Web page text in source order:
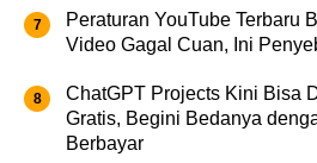
Peraturan YouTube Terbaru
Video Gagal Cuan, Ini
ChatGPT Projects Kini Bisa
Gratis, Begini Bedanya
Berbayar